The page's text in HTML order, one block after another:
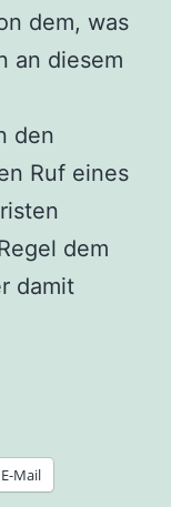
dem, was
an diesem
den
Ruf eines
dem
damit
E-Mail